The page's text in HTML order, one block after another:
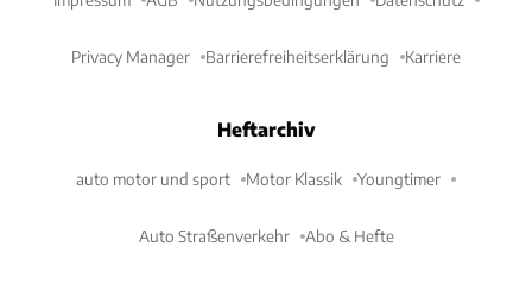
Privacy Manager Barrierefreiheitserklärung Karriere
Heftarchiv
auto motor und sport Motor Klassik Youngtimer
Auto Straßenverkehr Abo & Hefte